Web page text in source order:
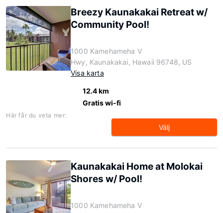
Breezy Kaunakakai Retreat w/
Community Pool!
1000 Kamehameha V
Hwy, Kaunakakai, Hawaii 96748, US
Visa karta
12.4 km
Gratis wi-fi
Här får du veta mer:
Välj
Kaunakakai Home at Molokai
Shores w/ Pool!
1000 Kamehameha V